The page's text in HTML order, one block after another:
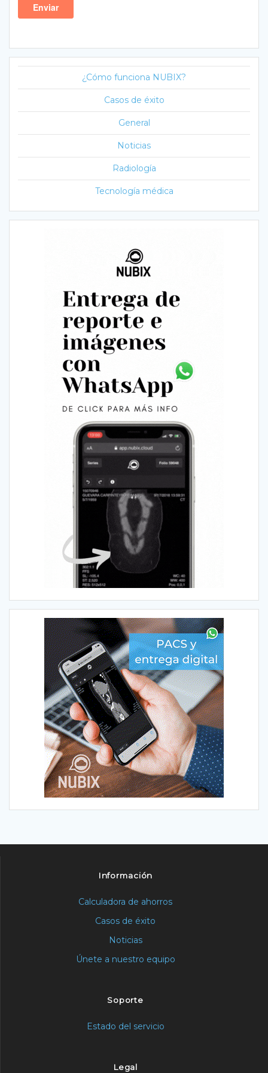
¿Cómo funciona NUBIX?
Casos de éxito
General
Noticias
Radiología
Tecnología médica
Información
Calculadora de ahorros
Casos de éxito
Noticias
Únete a nuestro equipo
Soporte
Estado del servicio
Legal